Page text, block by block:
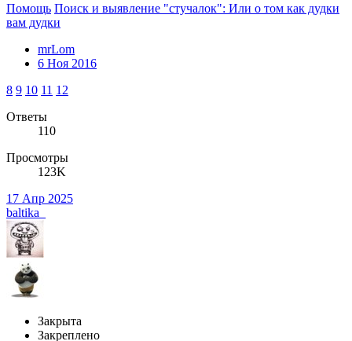
Помощь Поиск и выявление "стучалок": Или о том как дудки
вам дудки
mrLom
6 Ноя 2016
8 9 10 11 12
Ответы
110
Просмотры
123K
17 Апр 2025
baltika_
Закрыта
Закреплено